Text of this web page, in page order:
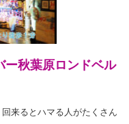
ー秋葉原ロンドベル
来るとハマる人がたくさん